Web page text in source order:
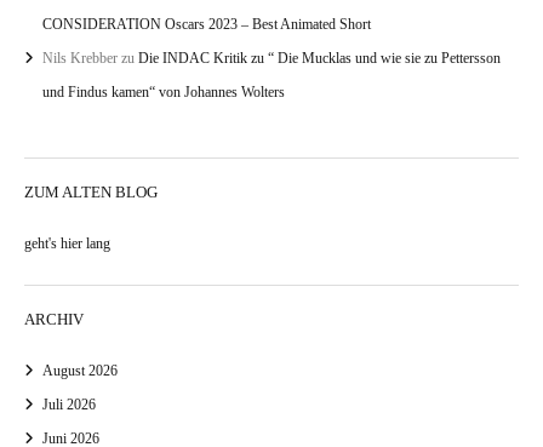
CONSIDERATION Oscars 2023 – Best Animated Short
Nils Krebber zu Die INDAC Kritik zu “ Die Mucklas und wie sie zu Pettersson
und Findus kamen“ von Johannes Wolters
ZUM ALTEN BLOG
geht's hier lang
ARCHIV
August 2026
Juli 2026
Juni 2026